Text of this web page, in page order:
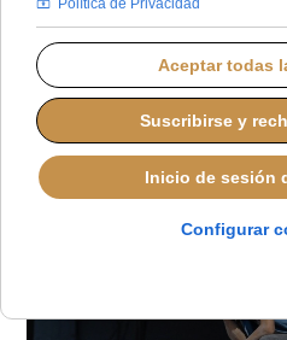
JUEVES, 18 SEPTIEMBRE 2025 17:52